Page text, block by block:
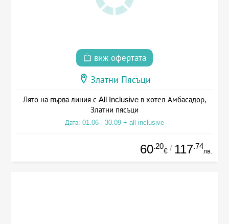
виж офертата
Златни Пясъци
Лято на първа линия с All Inclusive в хотел Амбасадор,
Златни пясъци
Дата: 01.06 - 30.09 + all inclusive
60.20
€ / 117.74
лв.